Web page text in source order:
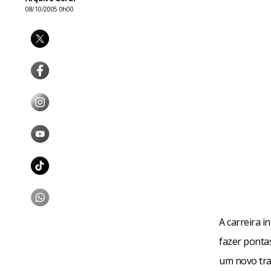
08/10/2005 0h00
A carreira
fazer
um novo